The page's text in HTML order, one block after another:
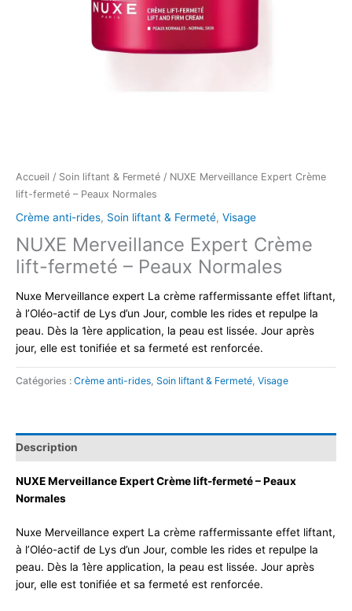
Accueil / Soin liftant & Fermeté / NUXE Merveillance Expert Crème
lift-fermeté – Peaux Normales
Crème anti-rides, Soin liftant & Fermeté, Visage
NUXE Merveillance Expert Crème
lift-fermeté – Peaux Normales
Nuxe Merveillance expert La crème raffermissante effet liftant,
à l’Oléo-actif de Lys d’un Jour, comble les rides et repulpe la
peau. Dès la 1ère application, la peau est lissée. Jour après
jour, elle est tonifiée et sa fermeté est renforcée.
Catégories : Crème anti-rides, Soin liftant & Fermeté, Visage
Description
NUXE Merveillance Expert Crème lift-fermeté – Peaux
Normales
Nuxe Merveillance expert La crème raffermissante effet liftant,
à l’Oléo-actif de Lys d’un Jour, comble les rides et repulpe la
peau. Dès la 1ère application, la peau est lissée. Jour après
jour, elle est tonifiée et sa fermeté est renforcée.